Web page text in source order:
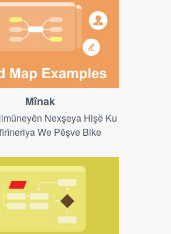
Mînak
Nexşeya Hişê Ku
We Pêşve Bike